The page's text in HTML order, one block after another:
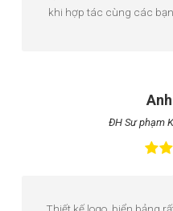
khi hợp tác cùng các
ĐH Sư phạm